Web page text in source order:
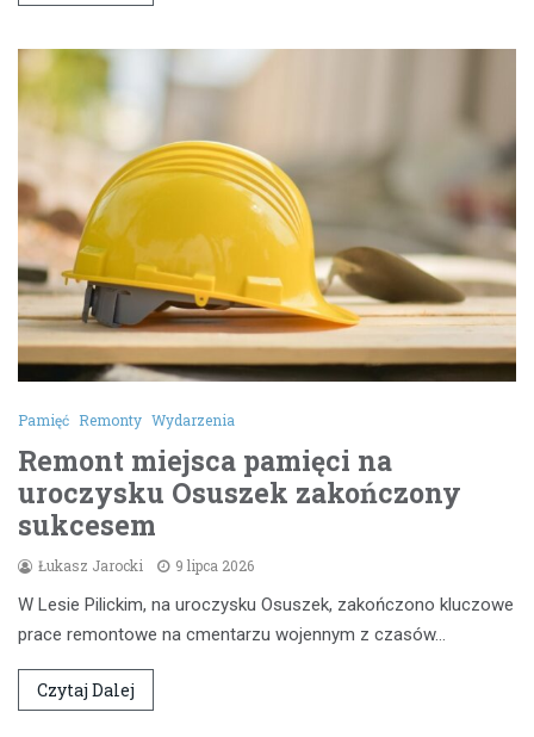
Pamięć Remonty Wydarzenia
Remont miejsca pamięci na
uroczysku Osuszek zakończony
sukcesem
Łukasz Jarocki 9 lipca 2026
W Lesie Pilickim, na uroczysku Osuszek, zakończono kluczowe
prace remontowe na cmentarzu wojennym z czasów…
Czytaj Dalej